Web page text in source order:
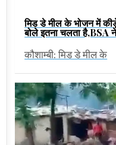
मिड डे मील के भोजन में
बोले इतना चलता
कौशाम्बी: मिड डे मील के